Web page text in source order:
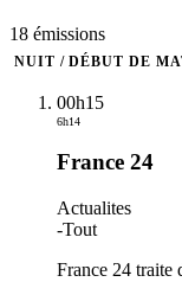
18 émissions
NUIT / DÉBUT DE
00h15
6h14
France 24
Actualites
-Tout
France 24 traite